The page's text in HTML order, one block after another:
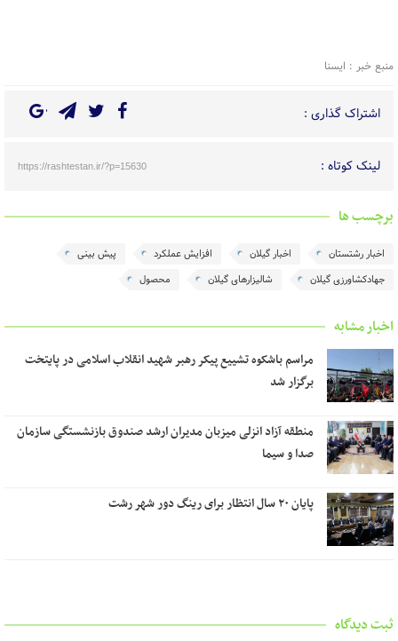
منبع خبر : ایسنا
اشتراک گذاری :
لینک کوتاه : https://rashtestan.ir/?p=15630
برچسب ها
اخبار رشتستان اخبار گیلان افزایش عملکرد
پیش بینی
جهادکشاورزی گیلان
شالیزارهای گیلان محصول
اخبار مشابه
مراسم باشکوه تشییع پیکر رهبر شهید انقلاب اسلامی در پایتخت
برگزار شد
منطقه آزاد انزلی میزبان مدیران ارشد صندوق بازنشستگی سازمان
صدا و سیما
پایان ۲۰ سال انتظار برای رینگ دور شهر رشت
ثبت دیدگاه